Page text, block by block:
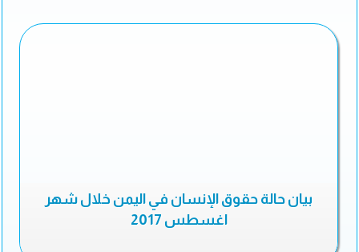
بيان حالة حقوق الإنسان في اليمن خلال شهر
اغسطس 2017